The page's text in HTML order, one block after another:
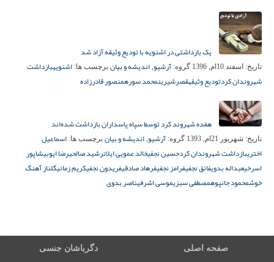
یک بازداشتی در اشنویه با تودیع وثیقه آزاد شد
تاریخ: اسفند 10ام, 1396 گروه: آرشیو, اندیشه و بیان برچسب ها: اشنویهبازداشت
شهروندان کردتودیع وثیقهقصرشیرینمحمد سورهمنصور قادرزادە
هفده شهروند کرد توسط سپاه پاسداران بازداشت شده‌اند
تاریخ: شهریور 21ام, 1393 گروه: آرشیو, اندیشه و بیان برچسب ها: اسماعیل
اختریبازداشت شهروندان کردحسین نجفیخالد عمویی ایلانرشید صالحیرضا ایوبیشاپور
اسرخیعبداله بدویفائق نجفیفرامز نجفیفرهاد صادقیفریدون نجفیکریم زمانیگلناز آهنگ
خوشمحمود جانپوهمصطفی سبزیموسی اشرفیناصر بدوی
صفحه اصلی دگرباشان جنسی